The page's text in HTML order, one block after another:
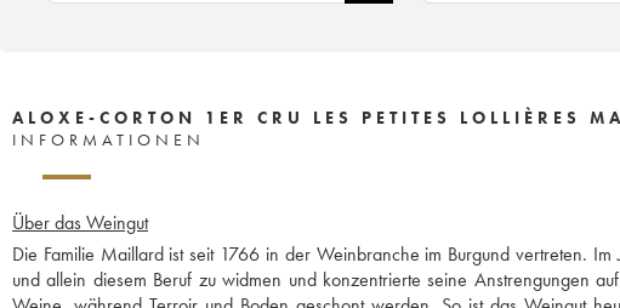
ALOXE-CORTON 1ER CRU LES PETITES LOLLIÈRES
INFORMATIONEN
Über das Weingut
Die Familie Maillard ist seit 1766 in der Weinbranche im Burgund vertreten.
und allein diesem Beruf zu widmen und konzentrierte seine Anstrengungen